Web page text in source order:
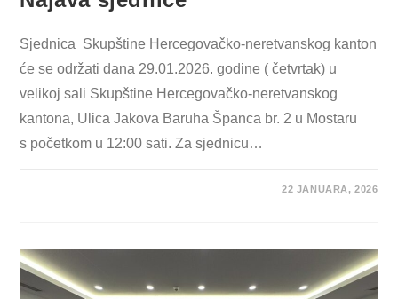
Sjednica Skupštine Hercegovačko-neretvanskog kanton
će se održati dana 29.01.2026. godine ( četvrtak) u
velikoj sali Skupštine Hercegovačko-neretvanskog
kantona, Ulica Jakova Baruha Španca br. 2 u Mostaru
s početkom u 12:00 sati. Za sjednicu…
22 JANUARA, 2026